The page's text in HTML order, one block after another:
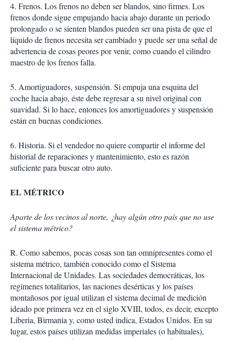
4. Frenos. Los frenos no deben ser blandos, sino firmes. Los
frenos donde sigue empujando hacia abajo durante un periodo
prolongado o se sienten blandos pueden ser una pista de que el
líquido de frenos necesita ser cambiado y puede ser una señal de
advertencia de cosas peores por venir, como cuando el cilindro
maestro de los frenos falla.
5. Amortiguadores, suspensión. Si empuja una esquina del
coche hacia abajo, éste debe regresar a su nivel original con
suavidad. Si lo hace, entonces los amortiguadores y suspensión
están en buenas condiciones.
6. Historia. Si el vendedor no quiere compartir el informe del
historial de reparaciones y mantenimiento, esto es razón
suficiente para buscar otro auto.
EL MÉTRICO
Aparte de los vecinos al norte, ¿hay algún otro país que no use
el sistema métrico?
R. Como sabemos, pocas cosas son tan omnipresentes como el
sistema métrico, también conocido como el Sistema
Internacional de Unidades. Las sociedades democráticas, los
regímenes totalitarios, las naciones desérticas y los países
montañosos por igual utilizan el sistema decimal de medición
ideado por primera vez en el siglo XVIII, todos, es decir, excepto
Liberia, Birmania y, como usted indica, Estados Unidos. En su
lugar, estos países utilizan medidas imperiales (o habituales),